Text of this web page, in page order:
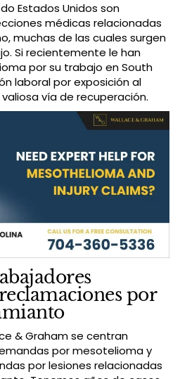
Estados Unidos son
médicas relacionadas
muchas de las cuales surgen
Si recientemente le han
por su trabajo en South
laboral por exposición al
vía de recuperación.
por
& Graham se centran
por mesotelioma y
por lesiones relacionadas